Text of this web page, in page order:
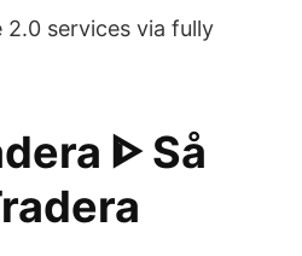
services via fully
ᐈ Så